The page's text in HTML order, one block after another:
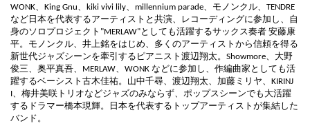
WONK、King Gnu、kiki vivi lily、millennium parade、モノンクル、TENDRE
など日本を代表するアーティストと共演、レコーディングに参加し、自
身のソロプロジェクト"MERLAW"としても活躍するサックス奏者 安藤康
平。モノンクル、井上銘をはじめ、多くのアーティストから信頼を得る
新世代ジャズシーンを牽引するピアニスト渡辺翔太。Showmore、大野
俊三、奥平真吾、MERLAW、WONK などに参加し、作編曲家としても活
躍するベーシスト古木佳祐。山中千尋、渡辺翔太、加藤ミリヤ、KIRINJ
I、梅井美咲トリオなどジャズのみならず、ポップスシーンでも大活躍
するドラマー橋本現輝。日本を代表するトップアーティストが集結した
バンド。